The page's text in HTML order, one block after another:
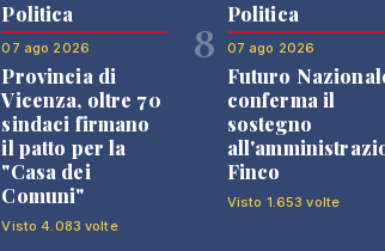
Politica
07 ago 2026
Provincia di
Vicenza, oltre 70
sindaci firmano
il patto per la
"Casa dei
Comuni"
Visto 4.083 volte
8
Politica
07 ago 2026
Futuro
conferma il
sostegno
Finco
Visto 1.653 volte